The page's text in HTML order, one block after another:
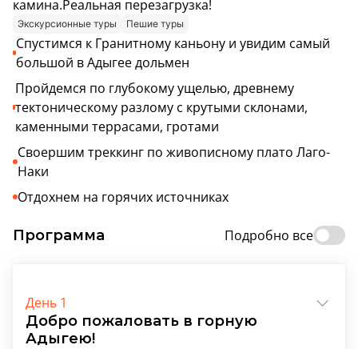
камина.Реальная перезагрузка!
Экскурсионные туры Пешие туры
Спустимся к Гранитному каньону и увидим самый
большой в Адыгее дольмен
Пройдемся по глубокому ущелью, древнему
тектоническому разлому с крутыми склонами,
каменными террасами, гротами
Своершим треккинг по живописному плато Лаго-
Наки
Отдохнем на горячих источниках
Программа Подробно все
День 1
Добро пожаловать в горную
Адыгею!